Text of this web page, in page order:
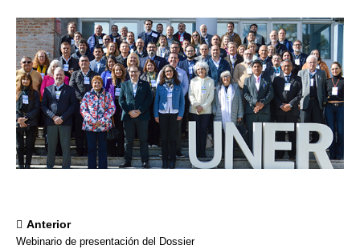
Anterior
Webinario de presentación del Dossier